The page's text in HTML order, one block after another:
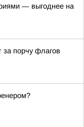
— выгоднее на
за порчу флагов